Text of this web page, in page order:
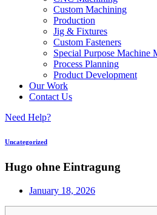
Custom Machining
Production
Jig & Fixtures
Custom Fasteners
Special Purpose Machine
Process Planning
Product Development
Our Work
Contact Us
Need Help?
Uncategorized
Hugo ohne Eintragung
January 18, 2026